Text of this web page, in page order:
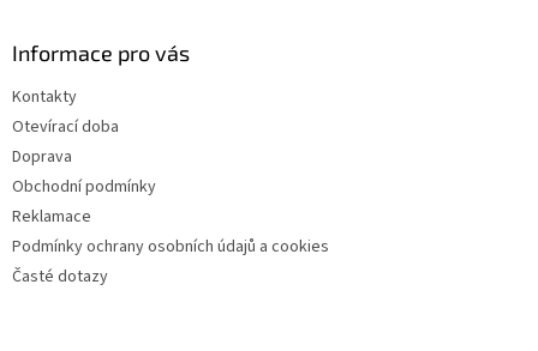
Informace pro vás
Kontakty
Otevírací doba
Doprava
Obchodní podmínky
Reklamace
Podmínky ochrany osobních údajů a cookies
Časté dotazy